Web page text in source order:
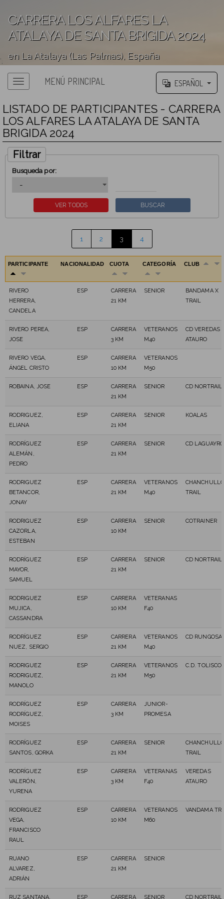
CARRERA LOS ALFARES LA
ATALAYA DE SANTA BRIGIDA 2024
en La Atalaya (Las Palmas), España
';
MENÚ PRINCIPAL ESPAÑOL
LISTADO DE PARTICIPANTES - CARRERA
LOS ALFARES LA ATALAYA DE SANTA
BRIGIDA 2024
Filtrar
Busqueda por:
1 2 3 4
PARTICIPANTE NACIONALIDAD CUOTA CATEGORÍA CLUB
RIVERO
HERRERA,
CANDELA
ESP
CARRERA
21 KM
SENIOR
BANDAMA X
TRAIL
RIVERO PEREA,
JOSE
ESP
CARRERA
3 KM
VETERANOS
M40
CD VEREDAS
ATAURO
RIVERO VEGA,
ÁNGEL CRISTO
ESP
CARRERA
10 KM
VETERANOS
M50
ROBAINA, JOSE ESP
CARRERA
21 KM
SENIOR CD NORTRAIL
RODRIGUEZ,
ELIANA
ESP
CARRERA
21 KM
SENIOR KOALAS
RODRÍGUEZ
ALEMÁN,
PEDRO
ESP
CARRERA
21 KM
SENIOR CD LAGUAYRO
RODRIGUEZ
BETANCOR,
JONAY
ESP
CARRERA
21 KM
VETERANOS
M40
CHANCHULLO
TRAIL
RODRIGUEZ
CAZORLA,
ESTEBAN
ESP
CARRERA
10 KM
SENIOR COTRAINER
RODRÍGUEZ
MAYOR,
SAMUEL
ESP
CARRERA
21 KM
SENIOR CD NORTRAIL
RODRIGUEZ
MUJICA,
CASSANDRA
ESP
CARRERA
10 KM
VETERANAS
F40
RODRÍGUEZ
NUEZ, SERGIO
ESP
CARRERA
21 KM
VETERANOS
M40
CD
RODRIGUEZ
RODRIGUEZ,
MANOLO
ESP
CARRERA
21 KM
VETERANOS
M50
C.D. TOLISCO
RODRÍGUEZ
RODRÍGUEZ,
MOISES
ESP
CARRERA
3 KM
JUNIOR-
PROMESA
RODRÍGUEZ
SANTOS, GORKA
ESP
CARRERA
21 KM
SENIOR
CHANCHULLO
TRAIL
RODRÍGUEZ
VALERÓN,
YURENA
ESP
CARRERA
3 KM
VETERANAS
F40
VEREDAS
ATAURO
RODRIGUEZ
VEGA,
FRANCISCO
RAUL
ESP
CARRERA
10 KM
VETERANOS
M60
VANDAMA
RUANO
ALVAREZ,
ADRIÁN
ESP
CARRERA
21 KM
SENIOR
RUZ SANTANA, ESP CARRERA SENIOR CD NORTRAIL